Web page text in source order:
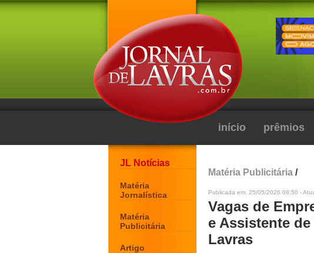
início prêmios
JL Notícias
Matéria
Jornalística
Matéria
Publicitária
Artigo
Matéria Publicitária /
Publicada em: 25/05/2026 08:50 -
Vagas de
e Assistente
Lavras